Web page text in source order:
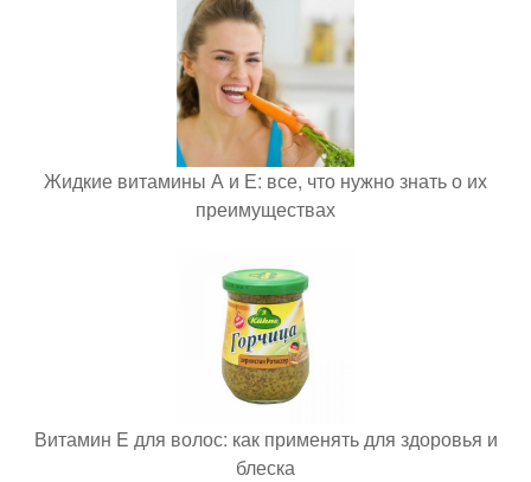
Жидкие витамины А и Е: все, что нужно знать о их
преимуществах
Витамин E для волос: как применять для здоровья и
блеска